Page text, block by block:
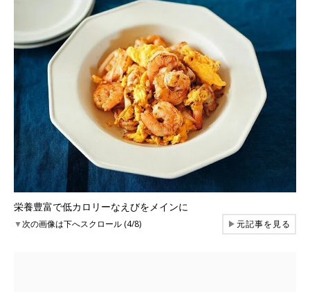
栄養豊富で低カロリーなえびをメインに
▼次の画像は下へスクロール (4/8) ▶元記事を見る